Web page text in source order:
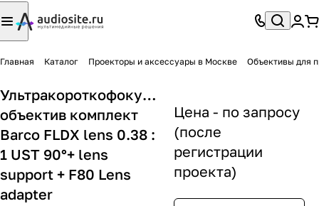
Главная Каталог Проекторы и аксессуары в Москве Объективы для
Ультракороткофокусный
объектив комплект
Barco FLDX lens 0.38 :
1 UST 90°+ lens
support + F80 Lens
adapter
Цена - по запросу
(после
регистрации
проекта)